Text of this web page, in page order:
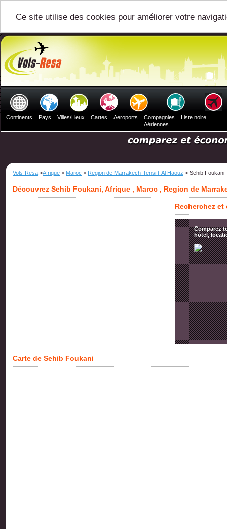
Ce site utilise des cookies pour améliorer votre
Continents Pays Villes/Lieux Cartes Aeroports
Compagnies
Aériennes
Liste noire
Vols-Resa >Afrique > Maroc > Region de Marrakech-Tensift-Al Haouz > Sehib Foukani
Découvrez Sehib Foukani, Afrique , Maroc , Region de
Recherchez
Comparez
hôtel,
Carte de Sehib Foukani